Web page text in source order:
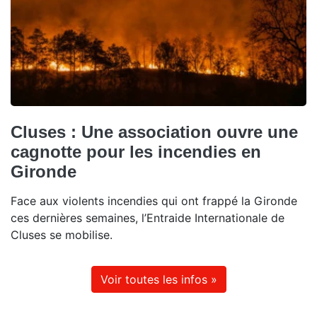
Cluses : Une association ouvre une
cagnotte pour les incendies en
Gironde
Face aux violents incendies qui ont frappé la Gironde
ces dernières semaines, l’Entraide Internationale de
Cluses se mobilise.
Voir toutes les infos »